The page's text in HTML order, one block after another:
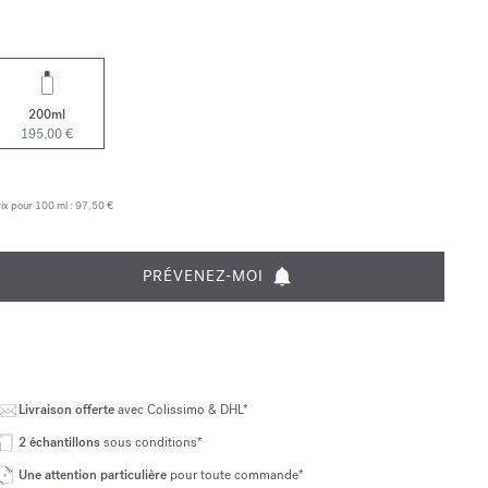
200ml
195,00 €
pour 100 ml : 97,50 €
PRÉVENEZ-MOI
Livraison offerteavec Colissimo & DHL*
2 échantillonssous conditions*
Une attention particulière pour toute commande*